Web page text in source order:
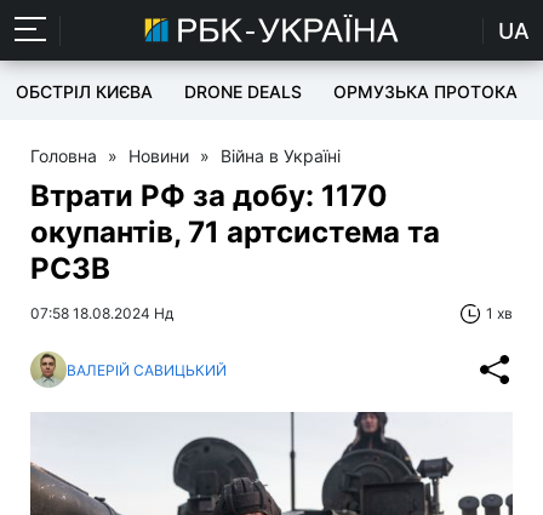
UA
ОБСТРІЛ КИЄВА DRONE DEALS ОРМУЗЬКА ПРОТОКА
Головна » Новини » Війна в Україні
Втрати РФ за добу: 1170
окупантів, 71 артсистема та
РСЗВ
07:58 18.08.2024 Нд 1 хв
ВАЛЕРІЙ САВИЦЬКИЙ